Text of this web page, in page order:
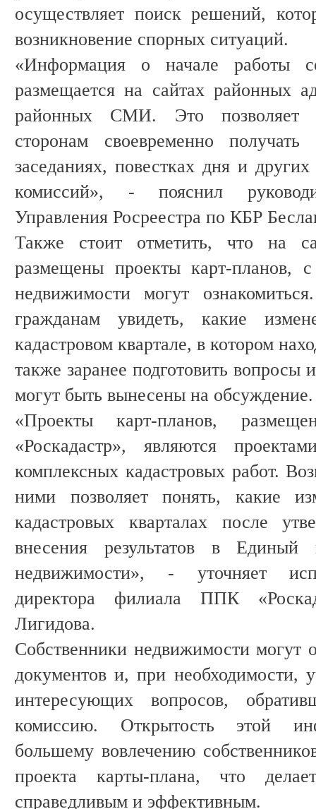
осуществляет поиск решений,
возникновение спорных ситуаций.
«Информация о начале работы
размещается на сайтах районных
районных СМИ. Это позволяет
сторонам своевременно
заседаниях, повестках дня и
комиссий», - пояснил
Управления Росреестра по КБР
Также стоит отметить, что на
размещены проекты карт-планов,
недвижимости могут
гражданам увидеть, какие
кадастровом квартале, в котором
также заранее подготовить вопросы
могут быть вынесены на обсуждение.
«Проекты карт-планов,
«Роскадастр», являются
комплексных кадастровых работ.
ними позволяет понять, какие
кадастровых кварталах после
внесения результатов в Единый
недвижимости», - уточняет
директора филиала ППК
Лигидова.
Собственники недвижимости могут
документов и, при необходимости,
интересующих вопросов,
комиссию. Открытость этой
большему вовлечению
проекта карты-плана, что
справедливым и эффективным.